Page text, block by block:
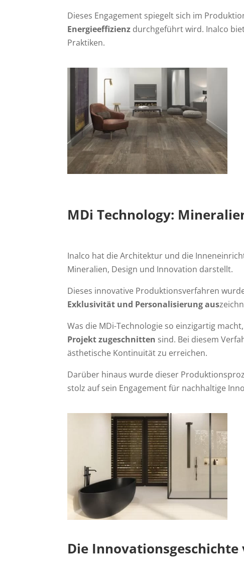
Dieses Engagement spiegelt sich im
Energieeffizienz durchgeführt wird. Inalco
Praktiken.
MDi Technology:
Inalco hat die Architektur und die
Mineralien, Design und Innovation darstellt.
Dieses innovative Produktionsverfahren
Exklusivität und Personalisierung aus
Was die MDi-Technologie so einzigartig
Projekt zugeschnitten sind. Bei diesem
ästhetische Kontinuität zu erreichen.
Darüber hinaus wurde dieser
stolz auf sein Engagement für nachhaltige
Die Innovationsgeschichte